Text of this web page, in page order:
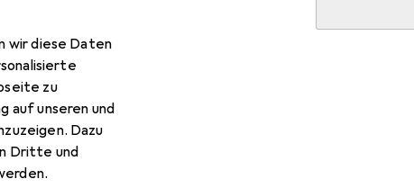
wir diese Daten
zu
auf unseren und
Dazu
Dritte und